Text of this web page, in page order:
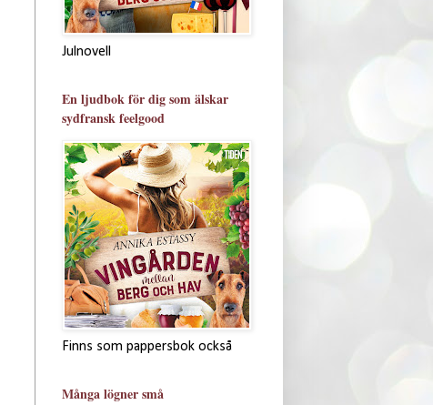
Julnovell
En ljudbok för dig som älskar
sydfransk feelgood
Finns som pappersbok också
Många lögner små